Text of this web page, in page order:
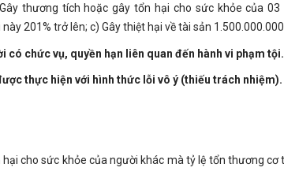
thương tích hoặc gây tổn hại cho sức khỏe của
201% trở lên; c) Gây thiệt hại về tài sản
có chức vụ, quyền hạn liên quan đến hành vi phạm tội.
thực hiện với hình thức lỗi vô ý (thiếu trách nhiệm).
cho sức khỏe của người khác mà tỷ lệ tổn thương